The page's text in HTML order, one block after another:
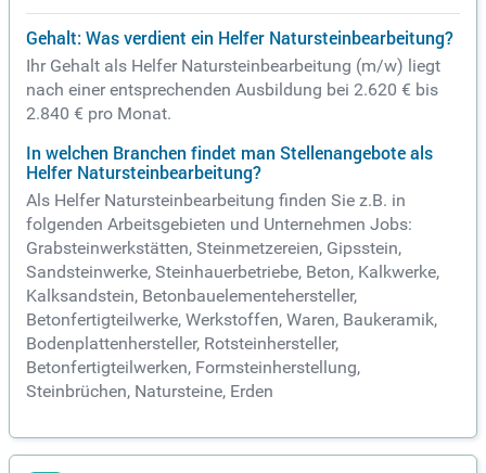
Gehalt: Was verdient ein Helfer Natursteinbearbeitung?
Ihr Gehalt als Helfer Natursteinbearbeitung (m/w) liegt
nach einer entsprechenden Ausbildung bei 2.620 € bis
2.840 € pro Monat.
In welchen Branchen findet man Stellenangebote als
Helfer Natursteinbearbeitung?
Als Helfer Natursteinbearbeitung finden Sie z.B. in
folgenden Arbeitsgebieten und Unternehmen Jobs:
Grabsteinwerkstätten, Steinmetzereien, Gipsstein,
Sandsteinwerke, Steinhauerbetriebe, Beton, Kalkwerke,
Kalksandstein, Betonbauelementehersteller,
Betonfertigteilwerke, Werkstoffen, Waren, Baukeramik,
Bodenplattenhersteller, Rotsteinhersteller,
Betonfertigteilwerken, Formsteinherstellung,
Steinbrüchen, Natursteine, Erden